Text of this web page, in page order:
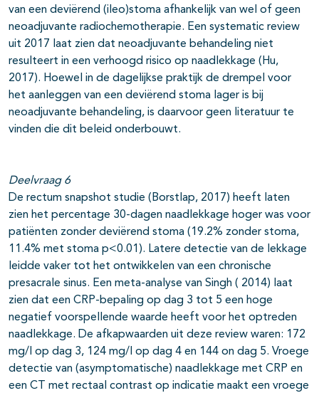
van een deviërend (ileo)stoma afhankelijk van wel of geen
neoadjuvante radiochemotherapie. Een systematic review
uit 2017 laat zien dat neoadjuvante behandeling niet
resulteert in een verhoogd risico op naadlekkage (Hu,
2017). Hoewel in de dagelijkse praktijk de drempel voor
het aanleggen van een deviërend stoma lager is bij
neoadjuvante behandeling, is daarvoor geen literatuur te
vinden die dit beleid onderbouwt.
Deelvraag 6
De rectum snapshot studie (Borstlap, 2017) heeft laten
zien het percentage 30-dagen naadlekkage hoger was voor
patiënten zonder deviërend stoma (19.2% zonder stoma,
11.4% met stoma p<0.01). Latere detectie van de lekkage
leidde vaker tot het ontwikkelen van een chronische
presacrale sinus. Een meta-analyse van Singh ( 2014) laat
zien dat een CRP-bepaling op dag 3 tot 5 een hoge
negatief voorspellende waarde heeft voor het optreden
naadlekkage. De afkapwaarden uit deze review waren: 172
mg/l op dag 3, 124 mg/l op dag 4 en 144 on dag 5. Vroege
detectie van (asymptomatische) naadlekkage met CRP en
een CT met rectaal contrast op indicatie maakt een vroege